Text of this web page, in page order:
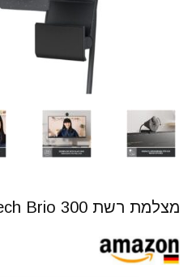
מצלמת רשת Logitech Brio 300